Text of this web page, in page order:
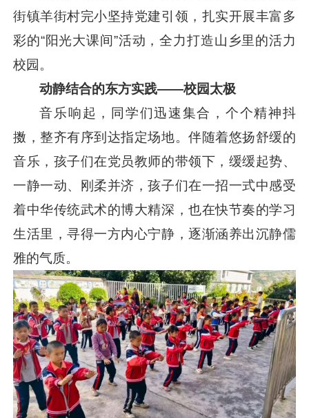
街镇羊街村完小坚持党建引领，扎实开展丰富多
彩的“阳光大课间”活动，全力打造山乡里的活力
校园。
动静结合的东方实践——校园太极
音乐响起，同学们迅速集合，个个精神抖
擞，整齐有序到达指定场地。伴随着悠扬舒缓的
音乐，孩子们在党员教师的带领下，缓缓起势、
一静一动、刚柔并济，孩子们在一招一式中感受
着中华传统武术的博大精深，也在快节奏的学习
生活里，寻得一方内心宁静，逐渐涵养出沉静儒
雅的气质。